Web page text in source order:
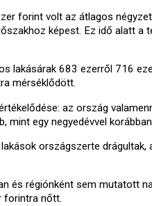
forint volt az átlagos
képest. Ez idő alatt a
lakásárak 683 ezerről 716
mérséklődött.
az ország
mint egy negyedévvel
országszerte
és régiónként sem mutatott
forintra nőtt.